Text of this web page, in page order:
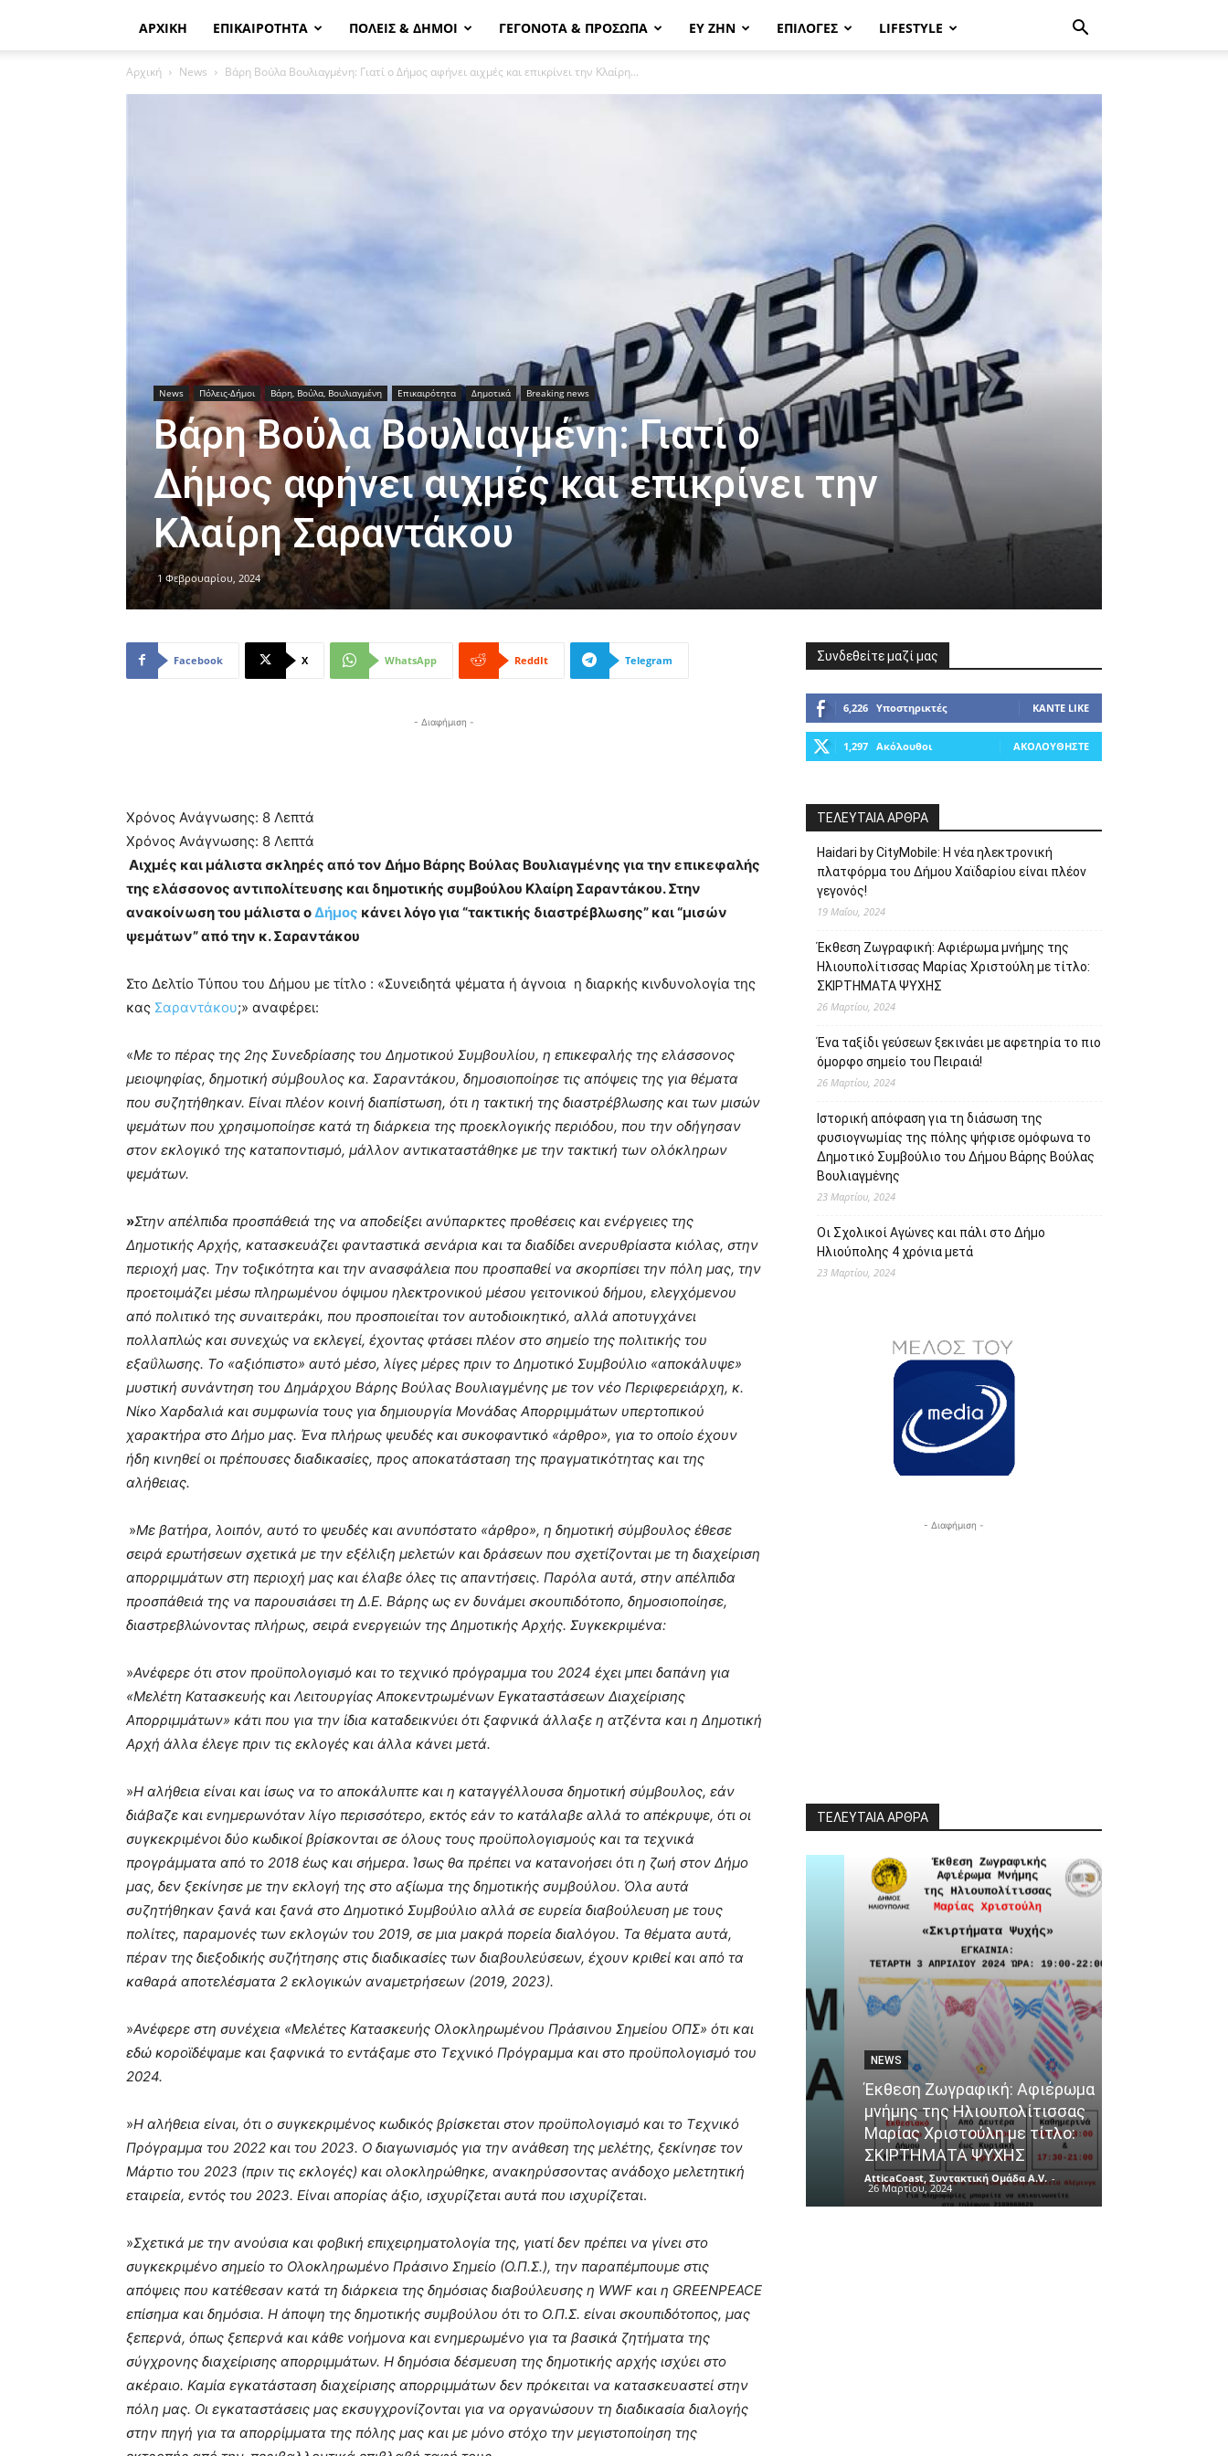
ΑΡΧΙΚΗ ΕΠΙΚΑΙΡΟΤΗΤΑ ΠΟΛΕΙΣ & ΔΗΜΟΙ ΓΕΓΟΝΟΤΑ & ΠΡΟΣΩΠΑ ΕΥ ΖΗΝ ΕΠΙΛΟΓΈΣ LIFESTYLE
Αρχική News Βάρη Βούλα Βουλιαγμένη: Γιατί ο Δήμος αφήνει αιχμές και επικρίνει την Κλαίρη...
News Πόλεις-Δήμοι Βάρη, Βούλα, Βουλιαγμένη Επικαιρότητα Δημοτικά Breaking news
Βάρη Βούλα Βουλιαγμένη: Γιατί ο
Δήμος αφήνει αιχμές και επικρίνει την
Κλαίρη Σαραντάκου
1 Φεβρουαρίου, 2024
Facebook X WhatsApp ReddIt Telegram
- Διαφήμιση -
Χρόνος Ανάγνωσης: 8 Λεπτά
Χρόνος Ανάγνωσης: 8 Λεπτά
Αιχμές και μάλιστα σκληρές από τον Δήμο Βάρης Βούλας Βουλιαγμένης για την επικεφαλής
της ελάσσονος αντιπολίτευσης και δημοτικής συμβούλου Κλαίρη Σαραντάκου. Στην
ανακοίνωση του μάλιστα οΔήμος κάνει λόγο για “τακτικής διαστρέβλωσης” και “μισών
ψεμάτων” από την κ. Σαραντάκου
Στο Δελτίο Τύπου του Δήμου με τίτλο : «Συνειδητά ψέματα ή άγνοια η διαρκής κινδυνολογία της
κας Σαραντάκου;» αναφέρει:
«Με το πέρας της 2ης Συνεδρίασης του Δημοτικού Συμβουλίου, η επικεφαλής της ελάσσονος
μειοψηφίας, δημοτική σύμβουλος κα. Σαραντάκου, δημοσιοποίησε τις απόψεις της για θέματα
που συζητήθηκαν. Είναι πλέον κοινή διαπίστωση, ότι η τακτική της διαστρέβλωσης και των μισών
ψεμάτων που χρησιμοποίησε κατά τη διάρκεια της προεκλογικής περιόδου, που την οδήγησαν
στον εκλογικό της καταποντισμό, μάλλον αντικαταστάθηκε με την τακτική των ολόκληρων
ψεμάτων.
»Στην απέλπιδα προσπάθειά της να αποδείξει ανύπαρκτες προθέσεις και ενέργειες της
Δημοτικής Αρχής, κατασκευάζει φανταστικά σενάρια και τα διαδίδει ανερυθρίαστα κιόλας, στην
περιοχή μας. Την τοξικότητα και την ανασφάλεια που προσπαθεί να σκορπίσει την πόλη μας, την
προετοιμάζει μέσω πληρωμένου όψιμου ηλεκτρονικού μέσου γειτονικού δήμου, ελεγχόμενου
από πολιτικό της συναιτεράκι, που προσποιείται τον αυτοδιοικητικό, αλλά αποτυγχάνει
πολλαπλώς και συνεχώς να εκλεγεί, έχοντας φτάσει πλέον στο σημείο της πολιτικής του
εξαΰλωσης. Το «αξιόπιστο» αυτό μέσο, λίγες μέρες πριν το Δημοτικό Συμβούλιο «αποκάλυψε»
μυστική συνάντηση του Δημάρχου Βάρης Βούλας Βουλιαγμένης με τον νέο Περιφερειάρχη, κ.
Νίκο Χαρδαλιά και συμφωνία τους για δημιουργία Μονάδας Απορριμμάτων υπερτοπικού
χαρακτήρα στο Δήμο μας. Ένα πλήρως ψευδές και συκοφαντικό «άρθρο», για το οποίο έχουν
ήδη κινηθεί οι πρέπουσες διαδικασίες, προς αποκατάσταση της πραγματικότητας και της
αλήθειας.
»Με βατήρα, λοιπόν, αυτό το ψευδές και ανυπόστατο «άρθρο», η δημοτική σύμβουλος έθεσε
σειρά ερωτήσεων σχετικά με την εξέλιξη μελετών και δράσεων που σχετίζονται με τη διαχείριση
απορριμμάτων στη περιοχή μας και έλαβε όλες τις απαντήσεις. Παρόλα αυτά, στην απέλπιδα
προσπάθειά της να παρουσιάσει τη Δ.Ε. Βάρης ως εν δυνάμει σκουπιδότοπο, δημοσιοποίησε,
διαστρεβλώνοντας πλήρως, σειρά ενεργειών της Δημοτικής Αρχής. Συγκεκριμένα:
»Ανέφερε ότι στον προϋπολογισμό και το τεχνικό πρόγραμμα του 2024 έχει μπει δαπάνη για
«Μελέτη Κατασκευής και Λειτουργίας Αποκεντρωμένων Εγκαταστάσεων Διαχείρισης
Απορριμμάτων» κάτι που για την ίδια καταδεικνύει ότι ξαφνικά άλλαξε η ατζέντα και η Δημοτική
Αρχή άλλα έλεγε πριν τις εκλογές και άλλα κάνει μετά.
»Η αλήθεια είναι και ίσως να το αποκάλυπτε και η καταγγέλλουσα δημοτική σύμβουλος, εάν
διάβαζε και ενημερωνόταν λίγο περισσότερο, εκτός εάν το κατάλαβε αλλά το απέκρυψε, ότι οι
συγκεκριμένοι δύο κωδικοί βρίσκονται σε όλους τους προϋπολογισμούς και τα τεχνικά
προγράμματα από το 2018 έως και σήμερα. Ίσως θα πρέπει να κατανοήσει ότι η ζωή στον Δήμο
μας, δεν ξεκίνησε με την εκλογή της στο αξίωμα της δημοτικής συμβούλου. Όλα αυτά
συζητήθηκαν ξανά και ξανά στο Δημοτικό Συμβούλιο αλλά σε ευρεία διαβούλευση με τους
πολίτες, παραμονές των εκλογών του 2019, σε μια μακρά πορεία διαλόγου. Τα θέματα αυτά,
πέραν της διεξοδικής συζήτησης στις διαδικασίες των διαβουλεύσεων, έχουν κριθεί και από τα
καθαρά αποτελέσματα 2 εκλογικών αναμετρήσεων (2019, 2023).
»Ανέφερε στη συνέχεια «Μελέτες Κατασκευής Ολοκληρωμένου Πράσινου Σημείου ΟΠΣ» ότι και
εδώ κοροϊδέψαμε και ξαφνικά το εντάξαμε στο Τεχνικό Πρόγραμμα και στο προϋπολογισμό του
2024.
»Η αλήθεια είναι, ότι ο συγκεκριμένος κωδικός βρίσκεται στον προϋπολογισμό και το Τεχνικό
Πρόγραμμα του 2022 και του 2023. Ο διαγωνισμός για την ανάθεση της μελέτης, ξεκίνησε τον
Μάρτιο του 2023 (πριν τις εκλογές) και ολοκληρώθηκε, ανακηρύσσοντας ανάδοχο μελετητική
εταιρεία, εντός του 2023. Είναι απορίας άξιο, ισχυρίζεται αυτά που ισχυρίζεται.
»Σχετικά με την ανούσια και φοβική επιχειρηματολογία της, γιατί δεν πρέπει να γίνει στο
συγκεκριμένο σημείο το Ολοκληρωμένο Πράσινο Σημείο (Ο.Π.Σ.), την παραπέμπουμε στις
απόψεις που κατέθεσαν κατά τη διάρκεια της δημόσιας διαβούλευσης η WWF και η GREENPEACE
επίσημα και δημόσια. Η άποψη της δημοτικής συμβούλου ότι το Ο.Π.Σ. είναι σκουπιδότοπος, μας
ξεπερνά, όπως ξεπερνά και κάθε νοήμονα και ενημερωμένο για τα βασικά ζητήματα της
σύγχρονης διαχείρισης απορριμμάτων. Η δημόσια δέσμευση της δημοτικής αρχής ισχύει στο
ακέραιο. Καμία εγκατάσταση διαχείρισης απορριμμάτων δεν πρόκειται να κατασκευαστεί στην
πόλη μας. Οι εγκαταστάσεις μας εκσυγχρονίζονται για να οργανώσουν τη διαδικασία διαλογής
στην πηγή για τα απορρίμματα της πόλης μας και με μόνο στόχο την μεγιστοποίηση της
Συνδεθείτε μαζί μας
6,226 Υποστηρικτές ΚΆΝΤΕ LIKE
1,297 Ακόλουθοι ΑΚΟΛΟΥΘΉΣΤΕ
ΤΕΛΕΥΤΑΙΑ ΑΡΘΡΑ
Haidari by CityMobile: Η νέα ηλεκτρονική
πλατφόρμα του Δήμου Χαϊδαρίου είναι πλέον
γεγονός!
19 Μαΐου, 2024
Έκθεση Ζωγραφική: Αφιέρωμα μνήμης της
Ηλιουπολίτισσας Μαρίας Χριστούλη με τίτλο:
ΣΚΙΡΤΗΜΑΤΑ ΨΥΧΗΣ
26 Μαρτίου, 2024
Ένα ταξίδι γεύσεων ξεκινάει με αφετηρία το πιο
όμορφο σημείο του Πειραιά!
26 Μαρτίου, 2024
Ιστορική απόφαση για τη διάσωση της
φυσιογνωμίας της πόλης ψήφισε ομόφωνα το
Δημοτικό Συμβούλιο του Δήμου Βάρης Βούλας
Βουλιαγμένης
23 Μαρτίου, 2024
Οι Σχολικοί Αγώνες και πάλι στο Δήμο
Ηλιούπολης 4 χρόνια μετά
23 Μαρτίου, 2024
- Διαφήμιση -
ΤΕΛΕΥΤΑΙΑ ΑΡΘΡΑ
NEWS
Δήμου Χαϊδαρίου είναι πλέον
γεγονός!
AtticaCoast, Συντακτική Ομάδα A.V. -
19 Μαΐου, 2024
Έκθεση Ζωγραφική: Αφιέρωμα
μνήμης της Ηλιουπολίτισσας
Μαρίας Χριστούλη με τίτλο:
ΣΚΙΡΤΗΜΑΤΑ ΨΥΧΗΣ
AtticaCoast, Συντακτική Ομάδα A.V. -
26 Μαρτίου, 2024